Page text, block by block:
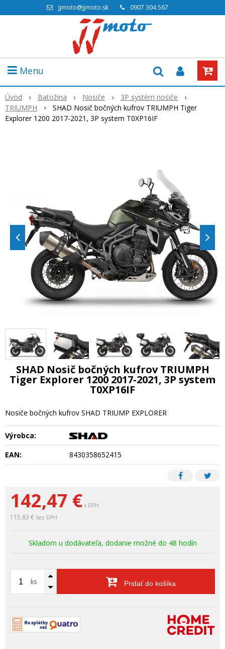
jjmoto@jjmoto.sk 0907 304 567
Menu
Úvod Batožina Nosiče
3P systém nosiče
TRIUMPH
SHAD Nosič bočných kufrov TRIUMPH Tiger
Explorer 1200 2017-2021, 3P system T0XP16IF
142,47 € s DPH
115,83 € bez DPH
Skladom u dodávateľa, dodanie možné do 48 hodín
ks Pridať do košíka
SHAD Nosič bočných kufrov TRIUMPH
Tiger Explorer 1200 2017-2021, 3P system
T0XP16IF
Nosiče bočných kufrov SHAD TRIUMP EXPLORER
Výrobca:
EAN:
8430358652415